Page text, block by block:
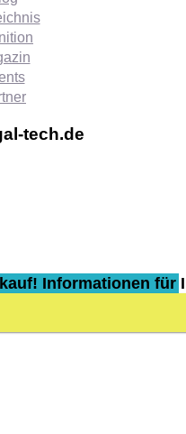
tech.de
Informationen für